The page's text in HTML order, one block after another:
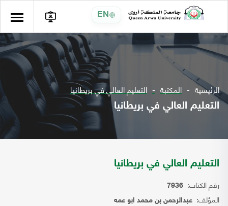
EN
الرئيسية المكتبة التعليم العالي في بريطانيا
التعليم العالي في بريطانيا
التعليم العالي في بريطانيا
رقم الكتاب: 7936
المؤلف: عبدالرحمن بن محمد ابو عمه